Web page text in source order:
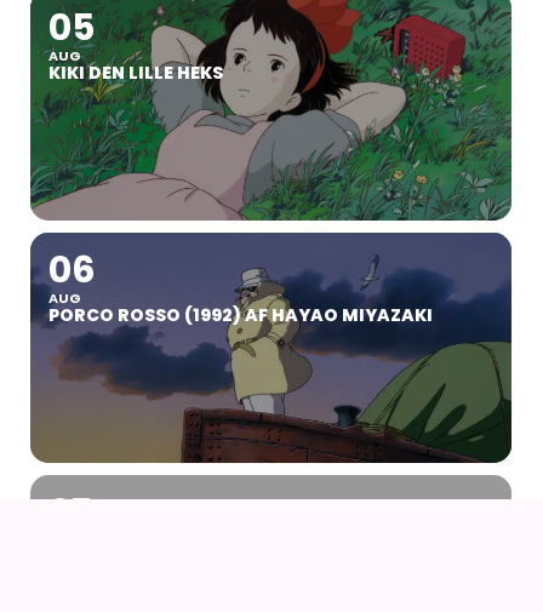
05
AUG
KIKI DEN LILLE HEKS
06
AUG
PORCO ROSSO (1992) AF HAYAO MIYAZAKI
07 09